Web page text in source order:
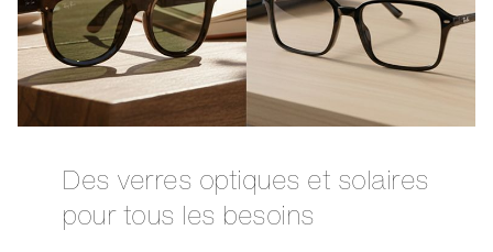
Des verres optiques et solaires
pour tous les besoins